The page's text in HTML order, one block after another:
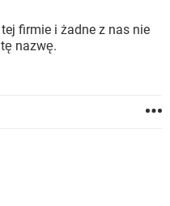
FACEBOOK
NETFLIX
TIKTOK
WHATSAPP
firmie i żadne z nas nie
nazwę.